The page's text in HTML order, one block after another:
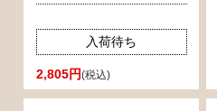
入荷待ち
2,805円(税込)